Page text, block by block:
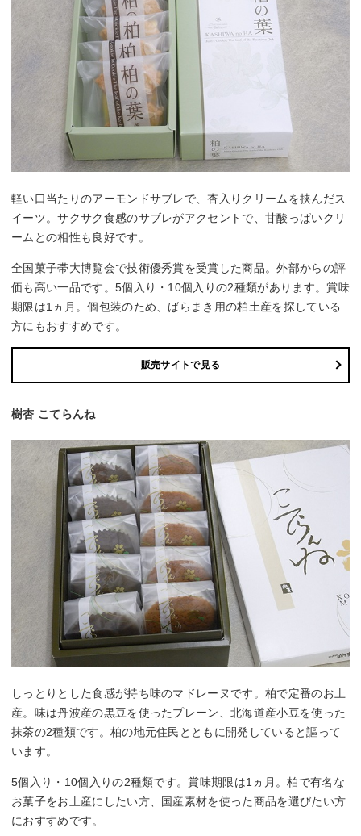
軽い口当たりのアーモンドサブレで、杏入りクリームを挟んだス
イーツ。サクサク食感のサブレがアクセントで、甘酸っぱいクリ
ームとの相性も良好です。
全国菓子帯大博覧会で技術優秀賞を受賞した商品。外部からの評
価も高い一品です。5個入り・10個入りの2種類があります。賞味
期限は1ヵ月。個包装のため、ばらまき用の柏土産を探している
方にもおすすめです。
販売サイトで見る
樹杏 こてらんね
しっとりとした食感が持ち味のマドレーヌです。柏で定番のお土
産。味は丹波産の黒豆を使ったプレーン、北海道産小豆を使った
抹茶の2種類です。柏の地元住民とともに開発していると謳って
います。
5個入り・10個入りの2種類です。賞味期限は1ヵ月。柏で有名な
お菓子をお土産にしたい方、国産素材を使った商品を選びたい方
におすすめです。